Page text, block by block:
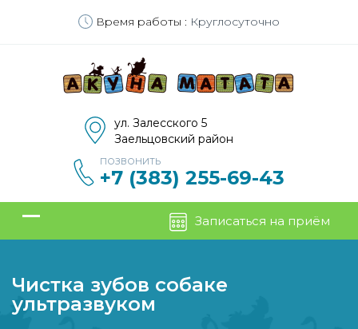
Время работы : Круглосуточно
ул. Залесского 5
Заельцовский район
ПОЗВОНИТЬ
+7 (383) 255-69-43
Записаться на приём
Чистка зубов собаке
ультразвуком